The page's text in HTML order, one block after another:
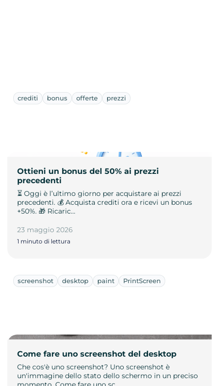
crediti bonus offerte prezzi
Ottieni un bonus del 50% ai prezzi
precedenti
⏳ Oggi è l’ultimo giorno per acquistare ai prezzi
precedenti. 💰 Acquista crediti ora e ricevi un bonus
+50%. 🎁 Ricaric…
23 maggio 2026
1 minuto di lettura
screenshot desktop paint PrintScreen
Come fare uno screenshot del desktop
Che cos'è uno screenshot? Uno screenshot è
un'immagine dello stato dello schermo in un preciso